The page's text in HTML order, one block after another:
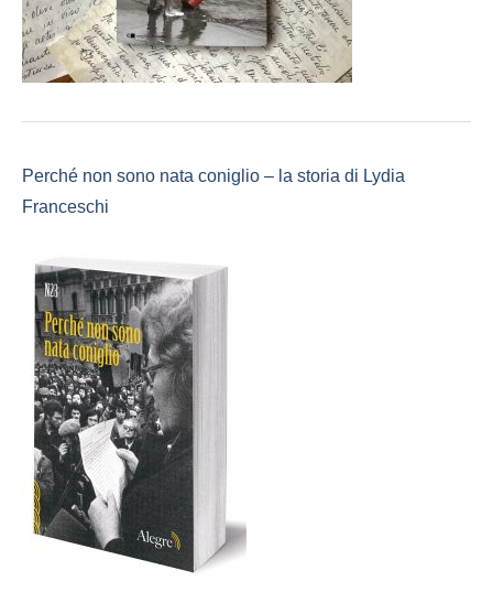
Perché non sono nata coniglio – la storia di Lydia
Franceschi